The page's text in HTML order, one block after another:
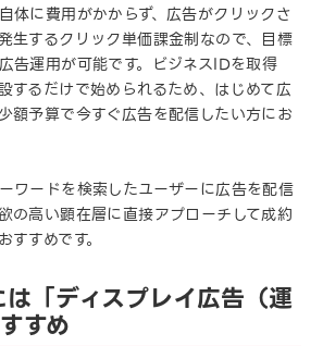
体に費用がかからず、広告がクリックさ
生するクリック単価課金制なので、目標
告運用が可能です。ビジネスIDを取得
するだけで始められるため、はじめて広
額予算で今すぐ広告を配信したい方にお
ワードを検索したユーザーに広告を配信
の高い顕在層に直接アプローチして成約
すめです。
「ディスプレイ広告（運
すめ